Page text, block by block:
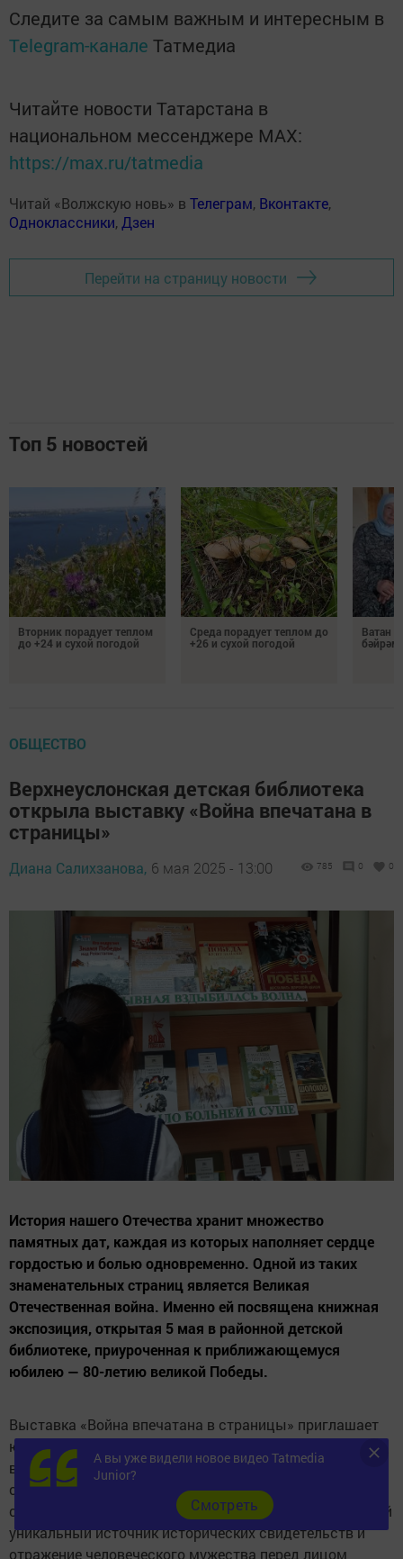
Следите за самым важным и интересным в
Telegram-канале Татмедиа
Читайте новости Татарстана в
национальном мессенджере MАХ:
https://max.ru/tatmedia
Читай «Волжскую новь» в Телеграм, Вконтакте,
Одноклассники,Дзен
Перейти на страницу новости
Топ 5 новостей
Вторник порадует теплом
до +24 и сухой погодой
Среда порадует теплом до
+26 и сухой погодой
Ватан
бәйрәм
ОБЩЕСТВО
Верхнеуслонская детская библиотека
открыла выставку «Война впечатана в
страницы»
Диана Салихзанова, 6 мая 2025 - 13:00 785 0 0
История нашего Отечества хранит множество
памятных дат, каждая из которых наполняет сердце
гордостью и болью одновременно. Одной из таких
знаменательных страниц является Великая
Отечественная война. Именно ей посвящена книжная
экспозиция, открытая 5 мая в районной детской
библиотеке, приуроченная к приближающемуся
юбилею — 80-летию великой Победы.
Выставка «Война впечатана в страницы» приглашает
юное поколение погрузиться в литературу тех тяжелых
времен, ставшую голосом поколения, прошедшего
сквозь огонь испытаний. Произведения знаменитых
советских писателей-фронтовиков представляют собой
уникальный источник исторических свидетельств и
отражение человеческого мужества перед лицом
А вы уже видели новое видео Tatmedia
Junior?
Cмотреть